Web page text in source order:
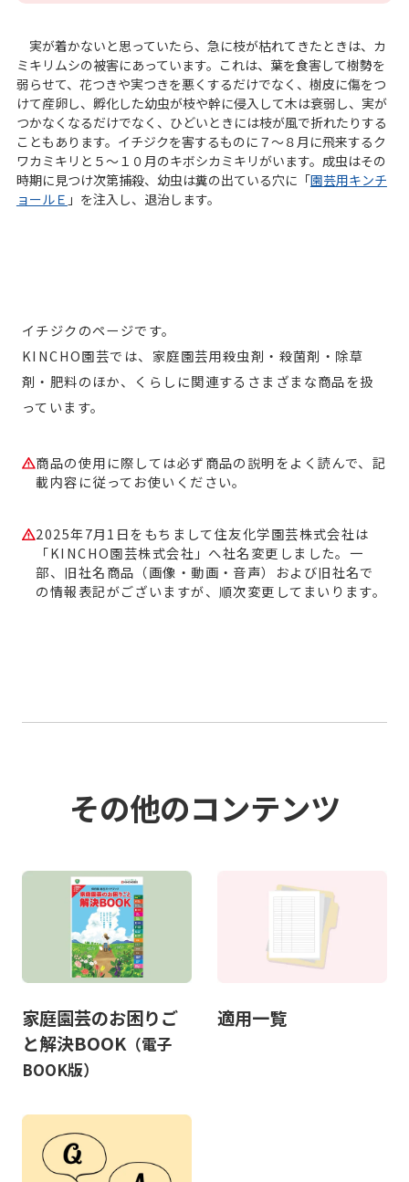
実が着かないと思っていたら、急に枝が枯れてきたときは、カ
ミキリムシの被害にあっています。これは、葉を食害して樹勢を
弱らせて、花つきや実つきを悪くするだけでなく、樹皮に傷をつ
けて産卵し、孵化した幼虫が枝や幹に侵入して木は衰弱し、実が
つかなくなるだけでなく、ひどいときには枝が風で折れたりする
こともあります。イチジクを害するものに７～８月に飛来するク
ワカミキリと５～１０月のキボシカミキリがいます。成虫はその
時期に見つけ次第捕殺、幼虫は糞の出ている穴に「園芸用キンチ
ョールＥ 」を注入し、退治します。
イチジクのページです。
KINCHO園芸では、家庭園芸用殺虫剤・殺菌剤・除草
剤・肥料のほか、くらしに関連するさまざまな商品を扱
っています。
商品の使用に際しては必ず商品の説明をよく読んで、記
載内容に従ってお使いください。
2025年7月1日をもちまして住友化学園芸株式会社は
「KINCHO園芸株式会社」へ社名変更しました。一
部、旧社名商品（画像・動画・音声）および旧社名で
の情報表記がございますが、順次変更してまいります。
その他のコンテンツ
家庭園芸のお困りご
と解決BOOK（電子
BOOK版）
適用一覧